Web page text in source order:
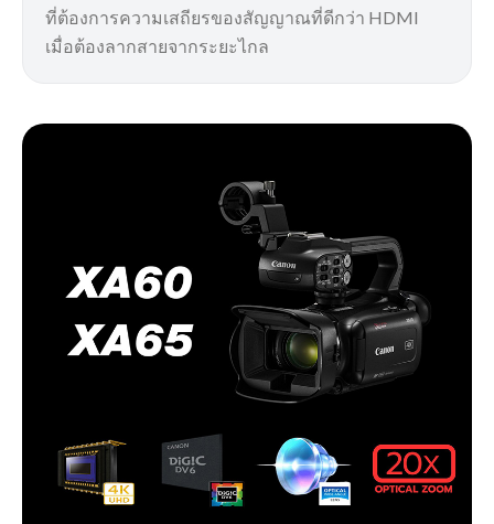
ที่ต้องการความเสถียรของสัญญาณที่ดีกว่า HDMI
เมื่อต้องลากสายจากระยะไกล